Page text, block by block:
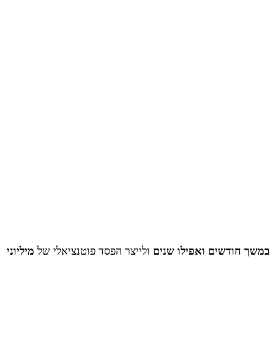
במשך חודשים ואפילו שנים ולייצר הפסד פוטנציאלי של מיליוני